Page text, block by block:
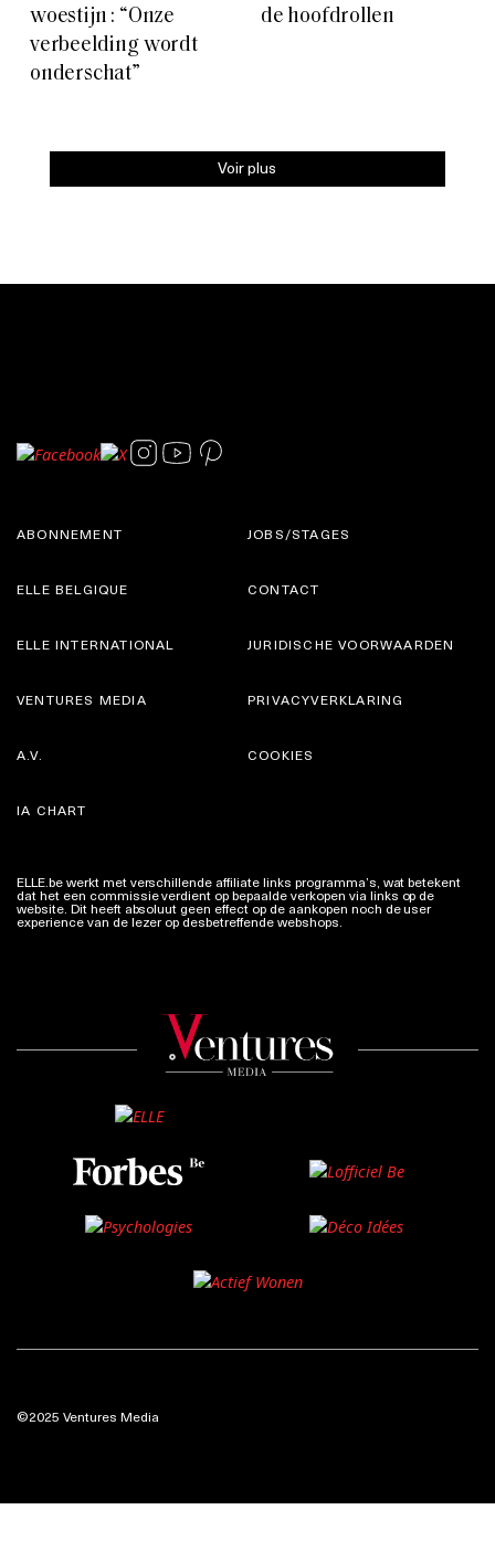
woestijn : “Onze
verbeelding wordt
onderschat”
de hoofdrollen
Voir plus
ABONNEMENT
ELLE BELGIQUE
JOBS/STAGES
CONTACT
ELLE INTERNATIONAL
VENTURES MEDIA
JURIDISCHE VOORWAARDEN
PRIVACYVERKLARING
A.V.
IA CHART
COOKIES
ELLE.be werkt met verschillende affiliate links programma’s, wat betekent
dat het een commissie verdient op bepaalde verkopen via links op de
website. Dit heeft absoluut geen effect op de aankopen noch de user
experience van de lezer op desbetreffende webshops.
©2025 Ventures Media